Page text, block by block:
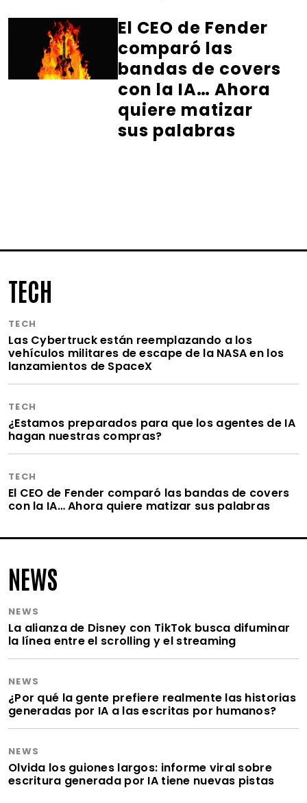
El CEO de Fender
comparó las
bandas de covers
con la IA… Ahora
quiere matizar
sus palabras
TECH
TECH
Las Cybertruck están reemplazando a los
vehículos militares de escape de la NASA en los
lanzamientos de SpaceX
TECH
¿Estamos preparados para que los agentes de IA
hagan nuestras compras?
TECH
El CEO de Fender comparó las bandas de covers
con la IA… Ahora quiere matizar sus palabras
NEWS
NEWS
La alianza de Disney con TikTok busca difuminar
la línea entre el scrolling y el streaming
NEWS
¿Por qué la gente prefiere realmente las historias
generadas por IA a las escritas por humanos?
NEWS
Olvida los guiones largos: informe viral sobre
escritura generada por IA tiene nuevas pistas